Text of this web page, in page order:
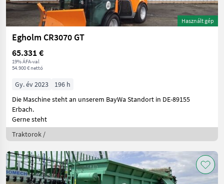
Használt gép
Egholm CR3070 GT
65.331 €
19% ÁFA-val
54.900 € nettó
Gy. év 2023
196 h
Die Maschine steht an unserem BayWa Standort in DE-89155
Erbach.
Gerne steht
Traktorok /